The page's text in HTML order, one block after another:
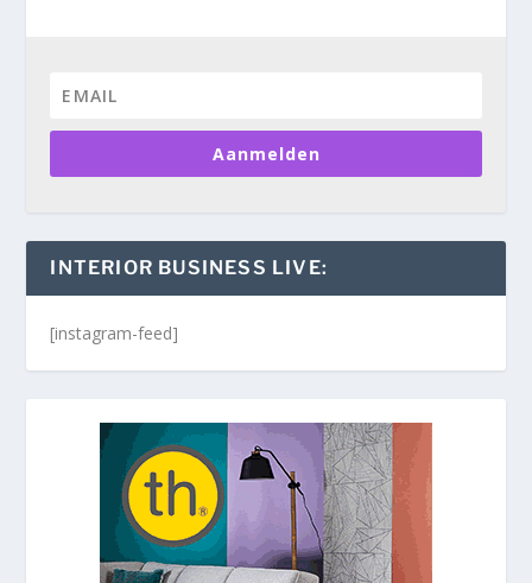
Aanmelden
INTERIOR BUSINESS LIVE:
[instagram-feed]